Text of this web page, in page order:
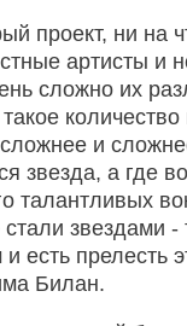
проект, ни на
артисты и
сложно их
и
звезда, а где
талантливых
звездами -
есть прелесть
Билан.